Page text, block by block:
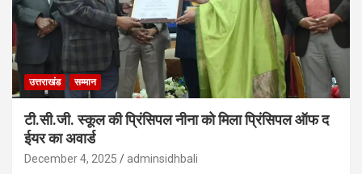
उत्तराखंड सम्मान
टी.सी.जी. स्कूल की प्रिंसिपल नीना को मिला प्रिंसिपल ऑफ द
ईयर का अवार्ड
December 4, 2025 adminsidhbali